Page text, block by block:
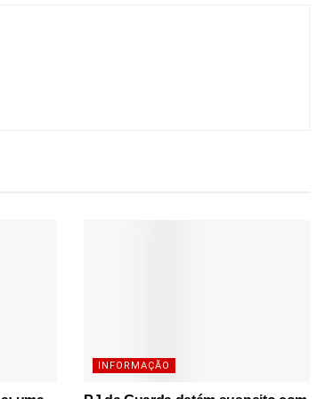
INFORMAÇÃO